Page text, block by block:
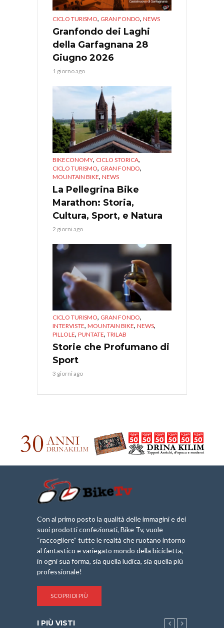
CICLO TURISMO, GRAN FONDO, NEWS
Granfondo dei Laghi
della Garfagnana 28
Giugno 2026
1 giorno ago
BIKECONOMY, CICLO STORICA,
CICLO TURISMO, GRAN FONDO,
MOUNTAIN BIKE, NEWS
La Pellegrina Bike
Marathon: Storia,
Cultura, Sport, e Natura
2 giorni ago
CICLO TURISMO, GRAN FONDO,
INTERVISTE, MOUNTAIN BIKE, NEWS,
PILLOLE, PUNTATE, TRILAB
Storie che Profumano di
Sport
3 giorni ago
Con al primo posto la qualità delle immagini e dei
suoi prodotti confezionati, Bike Tv, vuole
“raccogliere” tutte le realtà che ruotano intorno
al fantastico e variegato mondo della bicicletta,
in ogni sua forma, sia quella ludica, sia quella più
professionale!
SCOPRI DI PIÙ
I PIÙ VISTI